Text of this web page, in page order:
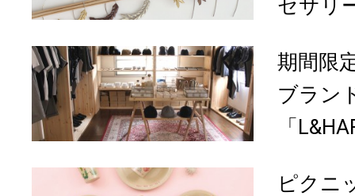
セサリ
期間限
ブラン
「
ピクニ